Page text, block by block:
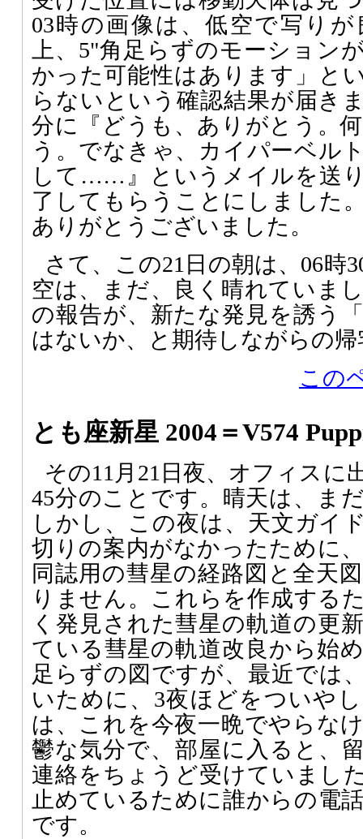
03時の画像は、低空で写り
上、5"角足らずのモーション
かった可能性はあります」と
らないという確認結果が届き
分に『どうも、ありがとう。
う。でなきゃ、カイパーベル
して……』というメイルを送
了してもらうことにしました
ありがとうございました。
さて、この21日の朝は、06時
空は、まだ、良く晴れていま
の報告が、新たな発見を誘う
はないか、と期待しながらの
この
とも座新星 2004＝V574
その11月21日夜、オフィスに
45分のことです。晴天は、ま
しかし、この夜は、天文ガイ
切りの案内がなかったために
同誌用の彗星の経路図と全天
りません。これらを作成する
く発見された彗星の軌道の更
ている彗星の軌道改良から始
足らずの図ですが、最近では
いために、3夜ほどをついや
は、これを今夜一晩でやらな
鬱な気分で、部屋に入ると、
連絡をちょうど受けていまし
止めているために誰からの電
です。